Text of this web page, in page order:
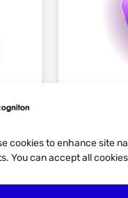
cookies to enhance site
You can accept all
用